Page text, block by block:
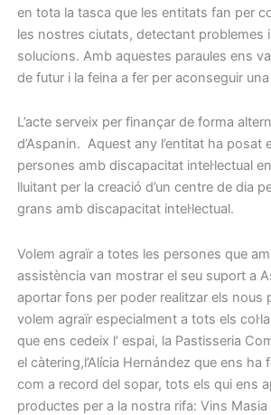
en tota la tasca que les entitats fan per
les nostres ciutats, detectant problemes
solucions. Amb aquestes paraules ens
de futur i la feina a fer per aconseguir
L’acte serveix per finançar de forma
d’Aspanin. Aquest any l’entitat ha posat
persones amb discapacitat intel·lectual
lluitant per la creació d’un centre de dia
grans amb discapacitat intel·lectual.
Volem agraïr a totes les persones que
assistència van mostrar el seu suport a
aportar fons per poder realitzar els nous
volem agraïr especialment a tots els
que ens cedeix l’ espai, la Pastisseria
el càtering,l’Alícia Hernández que ens ha
com a record del sopar, tots els qui ens
productes per a la nostra rifa: Vins